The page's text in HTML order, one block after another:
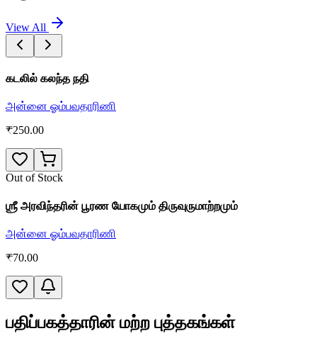
View All
கடலில் கலந்த நதி
அன்னை ஓம்பவதாரிணி
₹250.00
Out of Stock
ஶ்ரீ அரவிந்தரின் பூரண யோகமும் திருவுருமாற்றமும்
அன்னை ஓம்பவதாரிணி
₹70.00
பதிப்பகத்தாரின் மற்ற புத்தகங்கள்